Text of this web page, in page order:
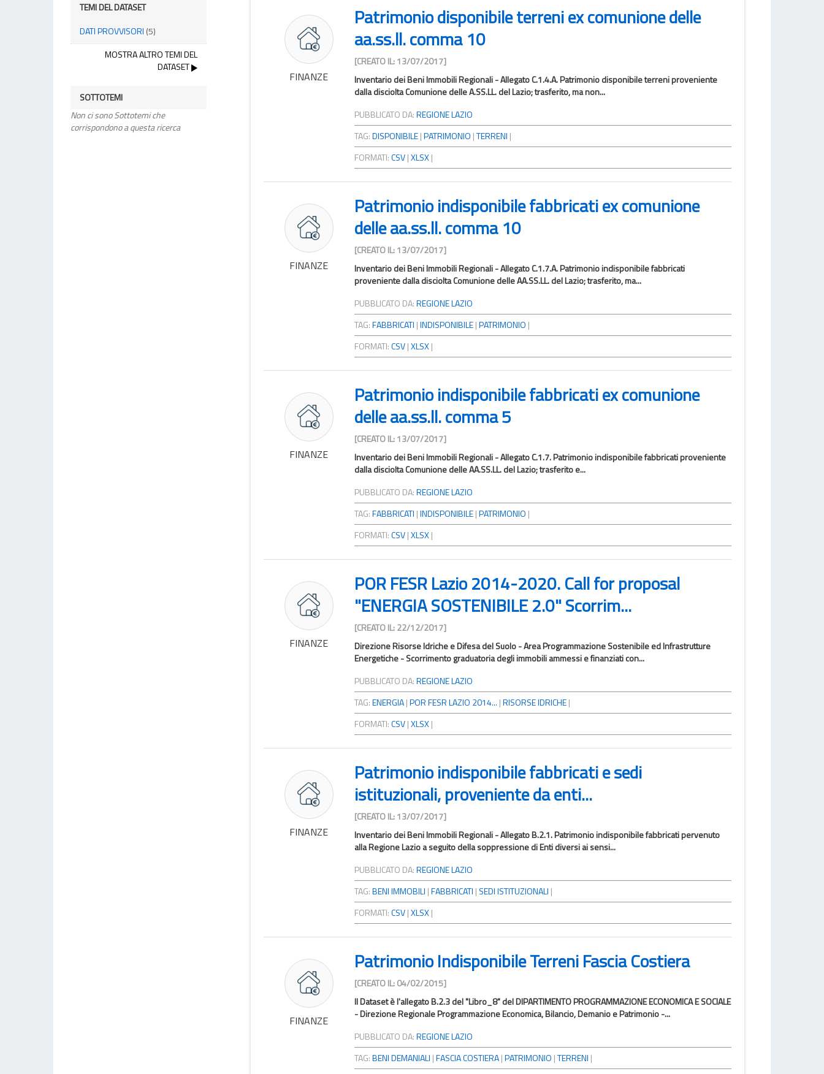
TEMI DEL DATASET
DATI PROVVISORI (5)
MOSTRA ALTRO TEMI DEL
DATASET
SOTTOTEMI
Non ci sono Sottotemi che
corrispondono a questa ricerca
FINANZE
Patrimonio disponibile terreni ex comunione delle
aa.ss.ll. comma 10
[CREATO IL: 13/07/2017]
Inventario dei Beni Immobili Regionali - Allegato C.1.4.A. Patrimonio disponibile terreni proveniente
dalla disciolta Comunione delle A.SS.LL. del Lazio; trasferito, ma non...
PUBBLICATO DA:REGIONE LAZIO
TAG:DISPONIBILE |PATRIMONIO |TERRENI |
FORMATI:CSV |XLSX |
FINANZE
Patrimonio indisponibile fabbricati ex comunione
delle aa.ss.ll. comma 10
[CREATO IL: 13/07/2017]
Inventario dei Beni Immobili Regionali - Allegato C.1.7.A. Patrimonio indisponibile fabbricati
proveniente dalla disciolta Comunione delle AA.SS.LL. del Lazio; trasferito, ma...
PUBBLICATO DA:REGIONE LAZIO
TAG:FABBRICATI |INDISPONIBILE |PATRIMONIO |
FORMATI:CSV |XLSX |
FINANZE
Patrimonio indisponibile fabbricati ex comunione
delle aa.ss.ll. comma 5
[CREATO IL: 13/07/2017]
Inventario dei Beni Immobili Regionali - Allegato C.1.7. Patrimonio indisponibile fabbricati proveniente
dalla disciolta Comunione delle AA.SS.LL. del Lazio; trasferito e...
PUBBLICATO DA:REGIONE LAZIO
TAG:FABBRICATI |INDISPONIBILE |PATRIMONIO |
FORMATI:CSV |XLSX |
FINANZE
POR FESR Lazio 2014-2020. Call for proposal
"ENERGIA SOSTENIBILE 2.0" Scorrim...
[CREATO IL: 22/12/2017]
Direzione Risorse Idriche e Difesa del Suolo - Area Programmazione Sostenibile ed Infrastrutture
Energetiche - Scorrimento graduatoria degli immobili ammessi e finanziati con...
PUBBLICATO DA:REGIONE LAZIO
TAG:ENERGIA |POR FESR LAZIO 2014... |RISORSE IDRICHE |
FORMATI:CSV |XLSX |
FINANZE
Patrimonio indisponibile fabbricati e sedi
istituzionali, proveniente da enti...
[CREATO IL: 13/07/2017]
Inventario dei Beni Immobili Regionali - Allegato B.2.1. Patrimonio indisponibile fabbricati pervenuto
alla Regione Lazio a seguito della soppressione di Enti diversi ai sensi...
PUBBLICATO DA:REGIONE LAZIO
TAG:BENI IMMOBILI |FABBRICATI | SEDI ISTITUZIONALI |
FORMATI:CSV |XLSX |
FINANZE
Patrimonio Indisponibile Terreni Fascia Costiera
[CREATO IL: 04/02/2015]
Il Dataset è l'allegato B.2.3 del "Libro_8" del DIPARTIMENTO PROGRAMMAZIONE ECONOMICA E SOCIALE
- Direzione Regionale Programmazione Economica, Bilancio, Demanio e Patrimonio -...
PUBBLICATO DA:REGIONE LAZIO
TAG:BENI DEMANIALI |FASCIA COSTIERA |PATRIMONIO |TERRENI |